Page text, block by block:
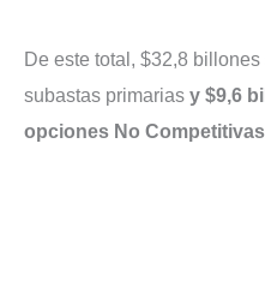
De este total, $32,8
subastas primarias y $9,6
opciones No